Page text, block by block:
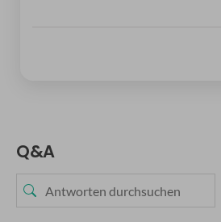
Q&A